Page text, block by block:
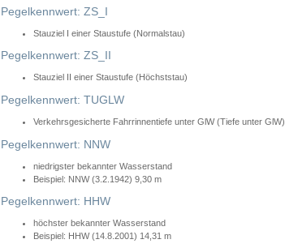
Pegelkennwert: ZS_I
Stauziel I einer Staustufe (Normalstau)
Pegelkennwert: ZS_II
Stauziel II einer Staustufe (Höchststau)
Pegelkennwert: TUGLW
Verkehrsgesicherte Fahrrinnentiefe unter GlW (Tiefe unter GlW)
Pegelkennwert: NNW
niedrigster bekannter Wasserstand
Beispiel: NNW (3.2.1942) 9,30 m
Pegelkennwert: HHW
höchster bekannter Wasserstand
Beispiel: HHW (14.8.2001) 14,31 m